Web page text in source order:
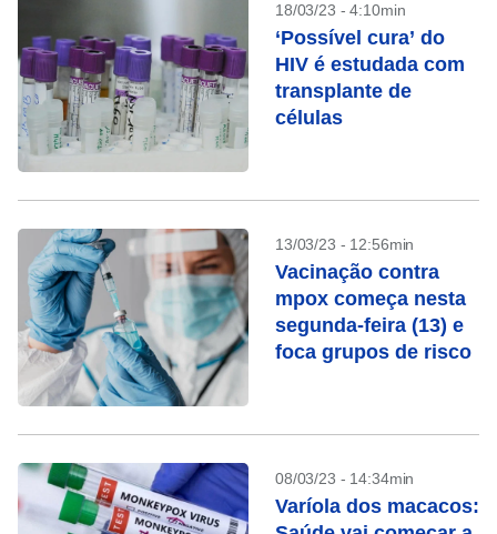
18/03/23 - 4:10min
‘Possível cura’ do
HIV é estudada com
transplante de
células
13/03/23 - 12:56min
Vacinação contra
mpox começa nesta
segunda-feira (13) e
foca grupos de risco
08/03/23 - 14:34min
Varíola dos macacos: